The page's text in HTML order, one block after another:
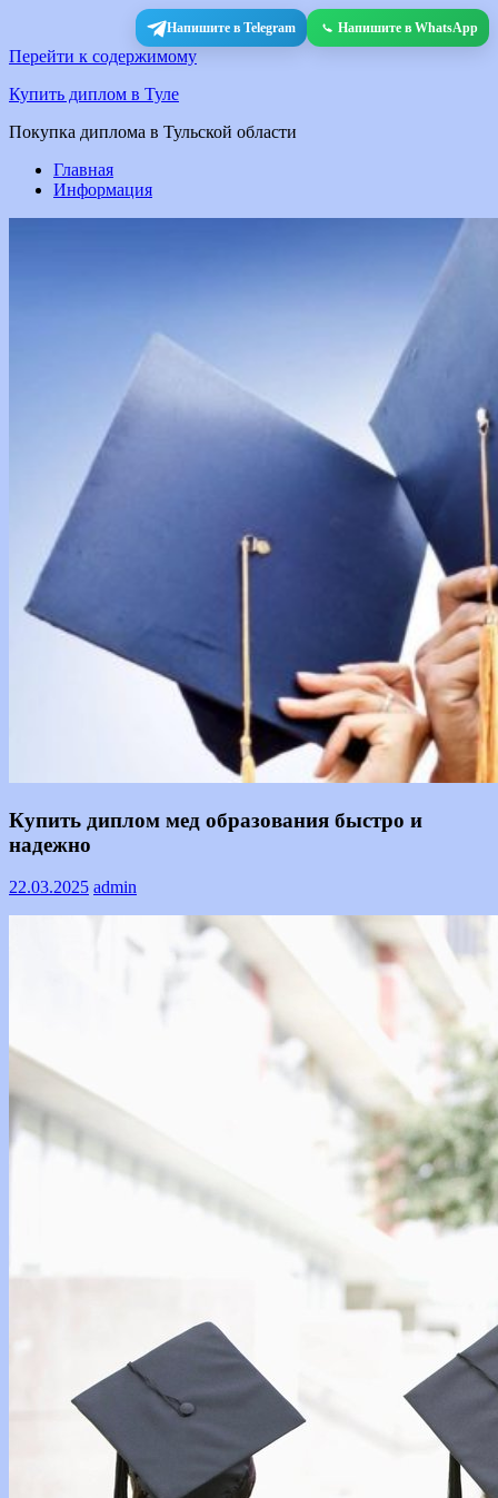
Напишите в Telegram Напишите в WhatsApp
Перейти к содержимому
Купить диплом в Туле
Покупка диплома в Тульской области
Главная
Информация
Информация
Купить диплом мед образования быстро и
надежно
22.03.2025 admin